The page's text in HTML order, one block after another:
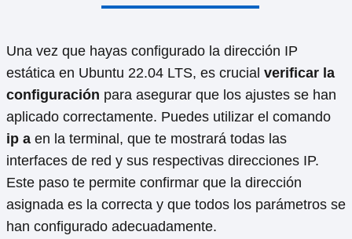
Una vez que hayas configurado la dirección IP
estática en Ubuntu 22.04 LTS, es crucial verificar la
configuración para asegurar que los ajustes se han
aplicado correctamente. Puedes utilizar el comando
ip a en la terminal, que te mostrará todas las
interfaces de red y sus respectivas direcciones IP.
Este paso te permite confirmar que la dirección
asignada es la correcta y que todos los parámetros se
han configurado adecuadamente.